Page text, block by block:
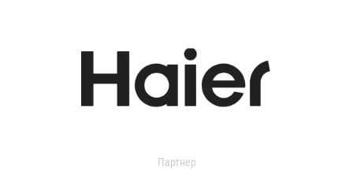
Партнер